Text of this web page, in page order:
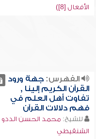
الأفعال [8])
الفهرس:جهة ورود
القرآن الكريم إلينا ,
تفاوت أهل العلم في
فهم دلالات القرآن
للشيخ: محمد الحسن الددو
الشنقيطي